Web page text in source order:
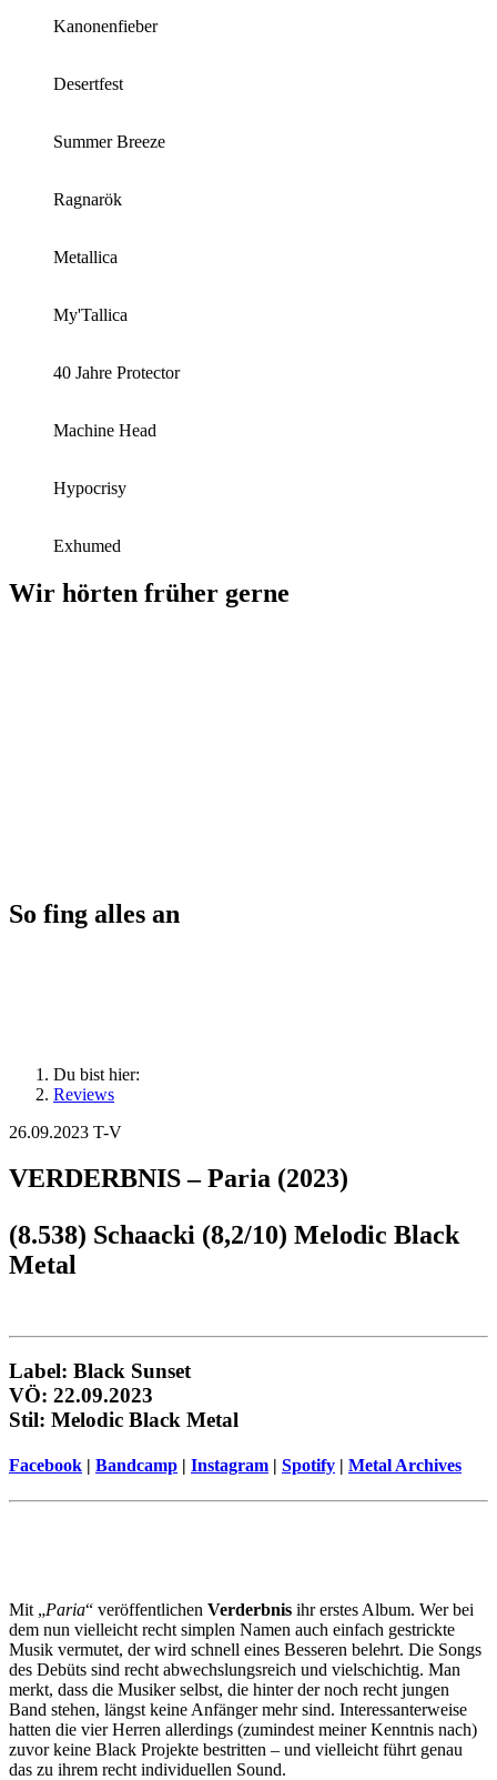
Kanonenfieber
Desertfest
Summer Breeze
Ragnarök
Metallica
My'Tallica
40 Jahre Protector
Machine Head
Hypocrisy
Exhumed
Wir hörten früher gerne
So fing alles an
Du bist hier:
Reviews
26.09.2023 T-V
VERDERBNIS – Paria (2023)
(8.538) Schaacki (8,2/10) Melodic Black
Metal
Label: Black Sunset
VÖ: 22.09.2023
Stil: Melodic Black Metal
Facebook | Bandcamp | Instagram | Spotify | Metal Archives
Mit „Paria“ veröffentlichen Verderbnis ihr erstes Album. Wer bei
dem nun vielleicht recht simplen Namen auch einfach gestrickte
Musik vermutet, der wird schnell eines Besseren belehrt. Die Songs
des Debüts sind recht abwechslungsreich und vielschichtig. Man
merkt, dass die Musiker selbst, die hinter der noch recht jungen
Band stehen, längst keine Anfänger mehr sind. Interessanterweise
hatten die vier Herren allerdings (zumindest meiner Kenntnis nach)
zuvor keine Black Projekte bestritten – und vielleicht führt genau
das zu ihrem recht individuellen Sound.